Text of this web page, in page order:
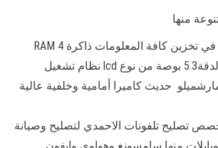
منها
القدرة العالية في تخزين كافة المعلومات ذاكرة RAM 4
شاشة عالية الدقة5.3 بوصة من نوع lcd نظام تشغيل
6.0.1 مارشميلو حديث كاميرا أمامية وخلفية عالية
تصليح تلفونات الاحمدي لتصليح وصيانة